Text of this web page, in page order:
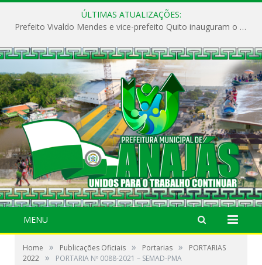
ÚLTIMAS ATUALIZAÇÕES:
Prefeito Vivaldo Mendes e vice-prefeito Quito inauguram o CAPS e fortalecem a saúde pública em Anajás.
MENU
Home » Publicações Oficiais » Portarias »
PORTARIAS
2022 » PORTARIA Nº 0088-2021 – SEMAD-PMA